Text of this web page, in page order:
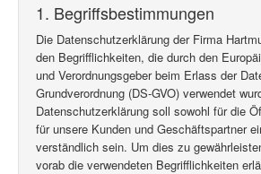
1. Begriffsbestimmungen
Die Datenschutzerklärung der Firma
den Begrifflichkeiten, die durch den
und Verordnungsgeber beim Erlass der
Grundverordnung (DS-GVO) verwendet
Datenschutzerklärung soll sowohl für die
für unsere Kunden und Geschäftspartner
verständlich sein. Um dies zu
vorab die verwendeten Begrifflichkeiten